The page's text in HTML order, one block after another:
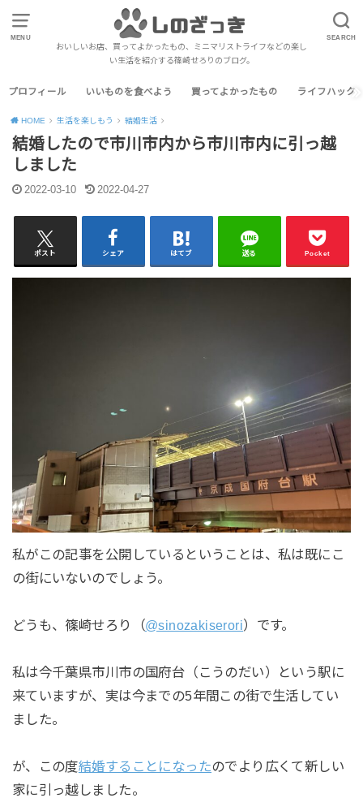
MENU SEARCH
おいしいお店、買ってよかったもの、ミニマリストライフなどの楽し
い生活を紹介する篠崎せろりのブログ。
プロフィール いいものを食べよう 買ってよかったもの ライフハック
HOME 生活を楽しもう 結婚生活
結婚したので市川市内から市川市内に引っ越
しました
2022-03-10 2022-04-27
ポスト シェア はてブ 送る Pocket
私がこの記事を公開しているということは、私は既にこ
の街にいないのでしょう。
どうも、篠崎せろり（@sinozakiserori）です。
私は今千葉県市川市の国府台（こうのだい）という駅に
来ていますが、実は今までの5年間この街で生活してい
ました。
が、この度結婚することになったのでより広くて新しい
家に引っ越しました。